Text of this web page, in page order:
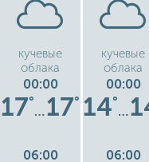
кучевые
облака
00:00
17°
…17°
06:00
кучевые
облака
00:00
14°
…
06:00